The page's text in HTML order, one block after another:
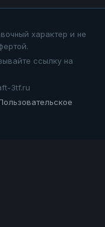
характер и не
ссылку на
3tf.ru